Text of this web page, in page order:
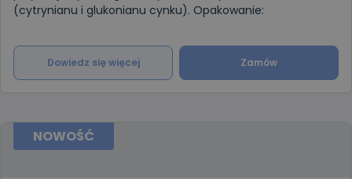
(cytrynianu i glukonianu cynku). Opakowanie:
Dowiedz się więcej Zamów
NOWOŚĆ